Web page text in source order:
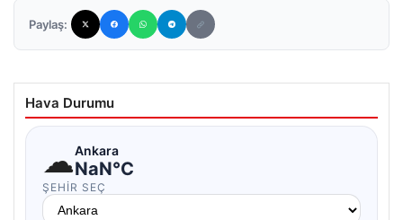
Paylaş:
Hava Durumu
☁Ankara
NaN°C
ŞEHIR SEÇ